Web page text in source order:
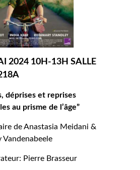
2024 10H-13H SALLE
déprises et reprises
au prisme de l’âge”
de Anastasia Meidani &
Vandenabeele
Pierre Brasseur